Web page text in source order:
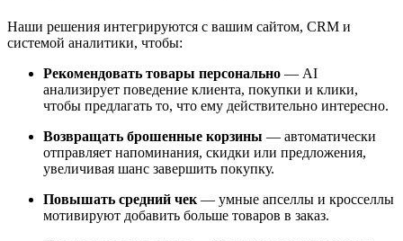
Наши решения интегрируются с вашим сайтом, CRM и
системой аналитики, чтобы:
Рекомендовать товары персонально — AI
анализирует поведение клиента, покупки и клики,
чтобы предлагать то, что ему действительно интересно.
Возвращать брошенные корзины — автоматически
отправляет напоминания, скидки или предложения,
увеличивая шанс завершить покупку.
Повышать средний чек — умные апселлы и кросселлы
мотивируют добавить больше товаров в заказ.